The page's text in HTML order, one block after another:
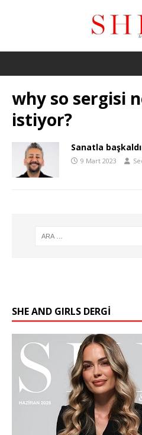
why so sergisi
istiyor?
Sanatla
9 Mart 2023
SHE AND GIRLS DERGİ